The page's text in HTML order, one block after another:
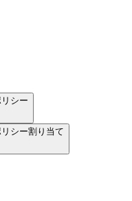
シー
シー割り当て